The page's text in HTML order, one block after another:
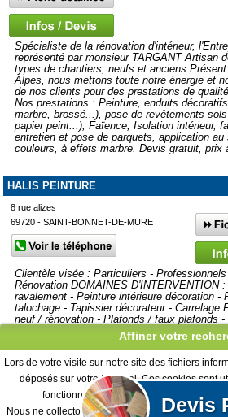
Devis
Spécialiste de la rénovation d'intérieur,
représenté par monsieur TARGANT Artisan
types de chantiers, neufs et anciens.
Alpes, nous mettons toute notre énergie et
de nos clients pour des prestations de
Nos prestations : Peinture, enduits
marbre, brossé...), pose de revêtements
papier peint...), Faïence, Isolation intérieur,
entretien et pose de parquets, application au
couleurs, à effets marbre. Devis gratuit, prix
HALIS PEINTURE
8 rue alizes
69720 - SAINT-BONNET-DE-MURE
Clientèle visée : Particuliers -
Rénovation DOMAINES D'INTERVENTION
ravalement - Peinture intérieure décoration -
talochage - Tapissier décorateur - Carrelage
neuf / rénovation - Plafonds / faux plafonds
AUTRES ACTIVITES : Traitement...
Afficher plus de prestataires dans un
Lyon 3ème
Affiner votre
Lors de votre visite sur notre site des fichiers
déposés sur votre terminal. Ces cookies sont
fonctionnement du site et les mesures
Nous ne collectons pas vos données